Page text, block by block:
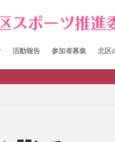
活動報告 参加者募集 北区
クショップ
健康ハイキング委員会
ク 講習会のご報告